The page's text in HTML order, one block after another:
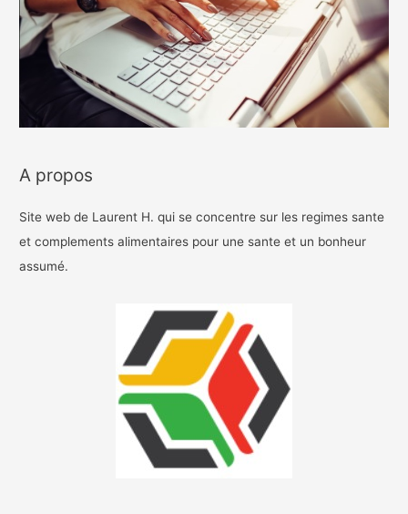
A propos
Site web de Laurent H. qui se concentre sur les regimes sante
et complements alimentaires pour une sante et un bonheur
assumé.